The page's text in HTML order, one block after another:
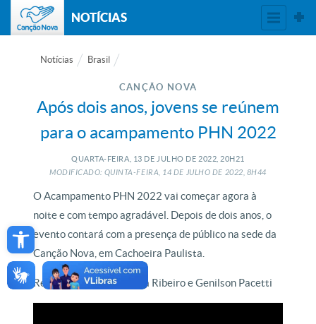
Open toolbar
NOTÍCIAS
Notícias Brasil
CANÇÃO NOVA
Após dois anos, jovens se reúnem
para o acampamento PHN 2022
QUARTA-FEIRA, 13 DE JULHO DE 2022, 20H21
MODIFICADO: QUINTA-FEIRA, 14 DE JULHO DE 2022, 8H44
O Acampamento PHN 2022 vai começar agora à
noite e com tempo agradável. Depois de dois anos, o
evento contará com a presença de público na sede da
Canção Nova, em Cachoeira Paulista.
Reportagem de Fernanda Ribeiro e Genilson Pacetti